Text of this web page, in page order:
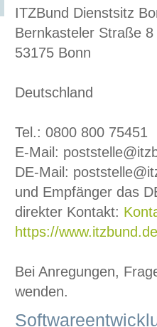
ITZBund Dienstsitz
Bernkasteler Straße 8
53175 Bonn
Deutschland
Tel.: 0800 800 75451
E-Mail:
DE-Mail:
und Empfänger das
direkter Kontakt:
https://
Bei Anregungen,
wenden.